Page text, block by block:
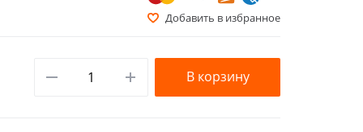
Добавить в избранное
В корзину